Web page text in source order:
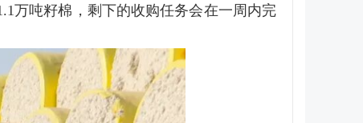
万吨籽棉，剩下的收购任务会在一周内完